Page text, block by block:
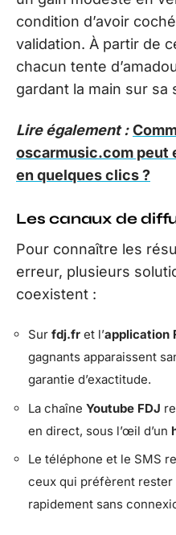
condition d’avoir
validation. À partir de
chacun tente
gardant la main sur sa
Lire également :
oscarmusic.com peut
en quelques clics ?
Les canaux de
Pour connaître les
erreur, plusieurs
coexistent :
Sur fdj.fr et l’application
gagnants apparaissent
garantie d’exactitude.
La chaîne Youtube FDJ
en direct, sous l’œil d’un
Le téléphone et le SMS
ceux qui préfèrent
rapidement sans